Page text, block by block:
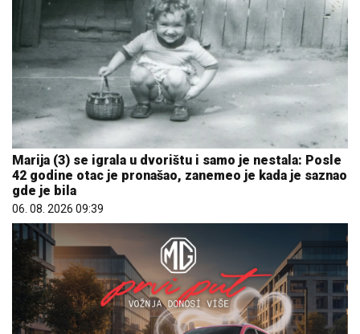
Marija (3) se igrala u dvorištu i samo je nestala: Posle
42 godine otac je pronašao, zanemeo je kada je saznao
gde je bila
06. 08. 2026 09:39